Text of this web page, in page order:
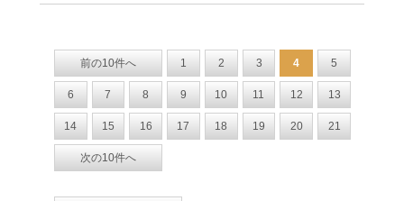
前の10件へ 1 2 3 4 5
6 7 8 9 10 11 12 13
14 15 16 17 18 19 20 21
次の10件へ